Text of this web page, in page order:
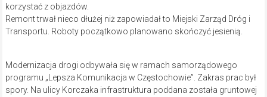
korzystać z objazdów.
Remont trwał nieco dłużej niż zapowiadał to Miejski Zarząd Dróg i
Transportu. Roboty początkowo planowano skończyć jesienią.
Modernizacja drogi odbywała się w ramach samorządowego
programu „Lepsza Komunikacja w Częstochowie”. Zakras prac był
spory. Na ulicy Korczaka infrastruktura poddana została gruntowej